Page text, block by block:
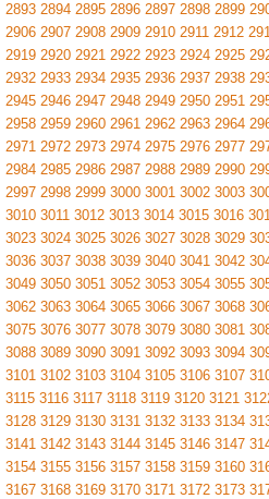
2893 2894 2895 2896 2897 2898 2899
2906 2907 2908 2909 2910 2911 2912
2919 2920 2921 2922 2923 2924 2925
2932 2933 2934 2935 2936 2937 2938
2945 2946 2947 2948 2949 2950 2951
2958 2959 2960 2961 2962 2963 2964
2971 2972 2973 2974 2975 2976 2977
2984 2985 2986 2987 2988 2989 2990
2997 2998 2999 3000 3001 3002 3003
3010 3011 3012 3013 3014 3015 3016
3023 3024 3025 3026 3027 3028 3029
3036 3037 3038 3039 3040 3041 3042
3049 3050 3051 3052 3053 3054 3055
3062 3063 3064 3065 3066 3067 3068
3075 3076 3077 3078 3079 3080 3081
3088 3089 3090 3091 3092 3093 3094
3101 3102 3103 3104 3105 3106 3107
3115 3116 3117 3118 3119 3120 3121
3128 3129 3130 3131 3132 3133 3134
3141 3142 3143 3144 3145 3146 3147
3154 3155 3156 3157 3158 3159 3160
3167 3168 3169 3170 3171 3172 3173